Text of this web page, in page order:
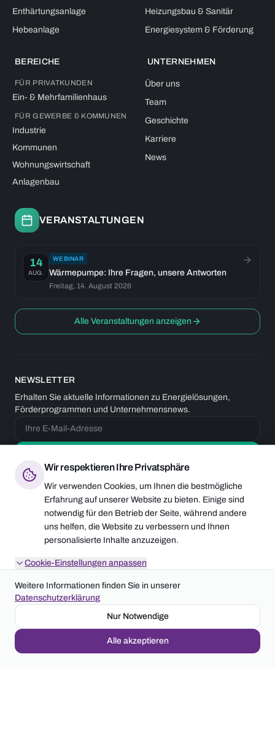
this.o.at is not a function
Fehlercode:
Enthärtungsanlage
Hebeanlage
Heizungsbau & Sanitär
Energiesystem & Förderung
BEREICHE
FÜR PRIVATKUNDEN
Ein- & Mehrfamilienhaus
FÜR GEWERBE & KOMMUNEN
Industrie
Kommunen
Wohnungswirtschaft
Anlagenbau
UNTERNEHMEN
Über uns
Team
Geschichte
Karriere
News
VERANSTALTUNGEN
14
AUG.
WEBINAR
Wärmepumpe: Ihre Fragen, unsere Antworten
Freitag, 14. August 2026
Alle Veranstaltungen anzeigen
NEWSLETTER
Erhalten Sie aktuelle Informationen zu Energielösungen,
Förderprogrammen und Unternehmensnews.
MEHRFACH AUSGEZEICHNET
©2026LEGER GmbHImpressumDatenschutzAGB
www.leger-anlagentechnik.de
Wir respektieren Ihre Privatsphäre
Wir verwenden Cookies, um Ihnen die bestmögliche
Erfahrung auf unserer Website zu bieten. Einige sind
notwendig für den Betrieb der Seite, während andere
uns helfen, die Website zu verbessern und Ihnen
personalisierte Inhalte anzuzeigen.
Cookie-Einstellungen anpassen
Weitere Informationen finden Sie in unserer
Datenschutzerklärung
Nur Notwendige
Alle akzeptieren